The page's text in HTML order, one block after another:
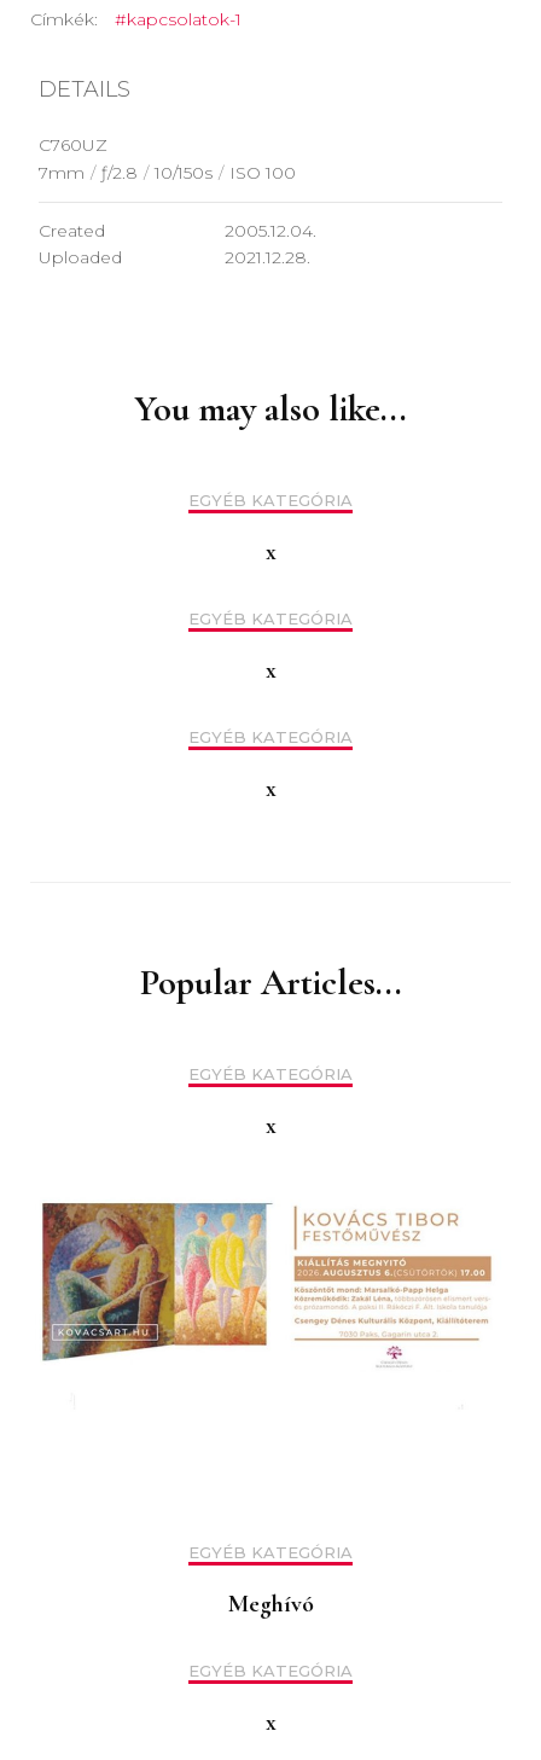
Címkék:
#kapcsolatok-1
DETAILS
C760UZ
7mm / ƒ/2.8 / 10/150s / ISO 100
Created
2005.12.04.
Uploaded
2021.12.28.
You may also like...
EGYÉB KATEGÓRIA
x
EGYÉB KATEGÓRIA
x
EGYÉB KATEGÓRIA
x
Popular Articles...
EGYÉB KATEGÓRIA
x
EGYÉB KATEGÓRIA
Meghívó
EGYÉB KATEGÓRIA
x